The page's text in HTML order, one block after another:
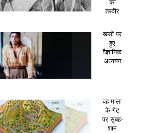
की
तस्वीर
खसों पर
हुए
वैज्ञानिक
अध्ययन
वह माला
के गेट
पर सुबह-
शाम